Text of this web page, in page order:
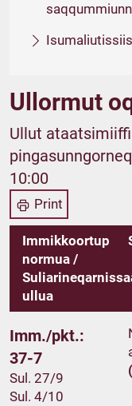
Ullormut
Ullut
10:00
Print
Immikkoortup
normua /
ullua
Imm./pkt.:
37-7
Sul. 27/9
Sul. 4/10